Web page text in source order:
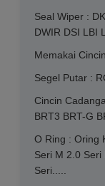
Seal Wiper :
DWIR DSI LBI
Memakai
Segel Putar :
Cincin
BRT3 BRT-G
O Ring : Oring
Seri M 2.0
Seri.....